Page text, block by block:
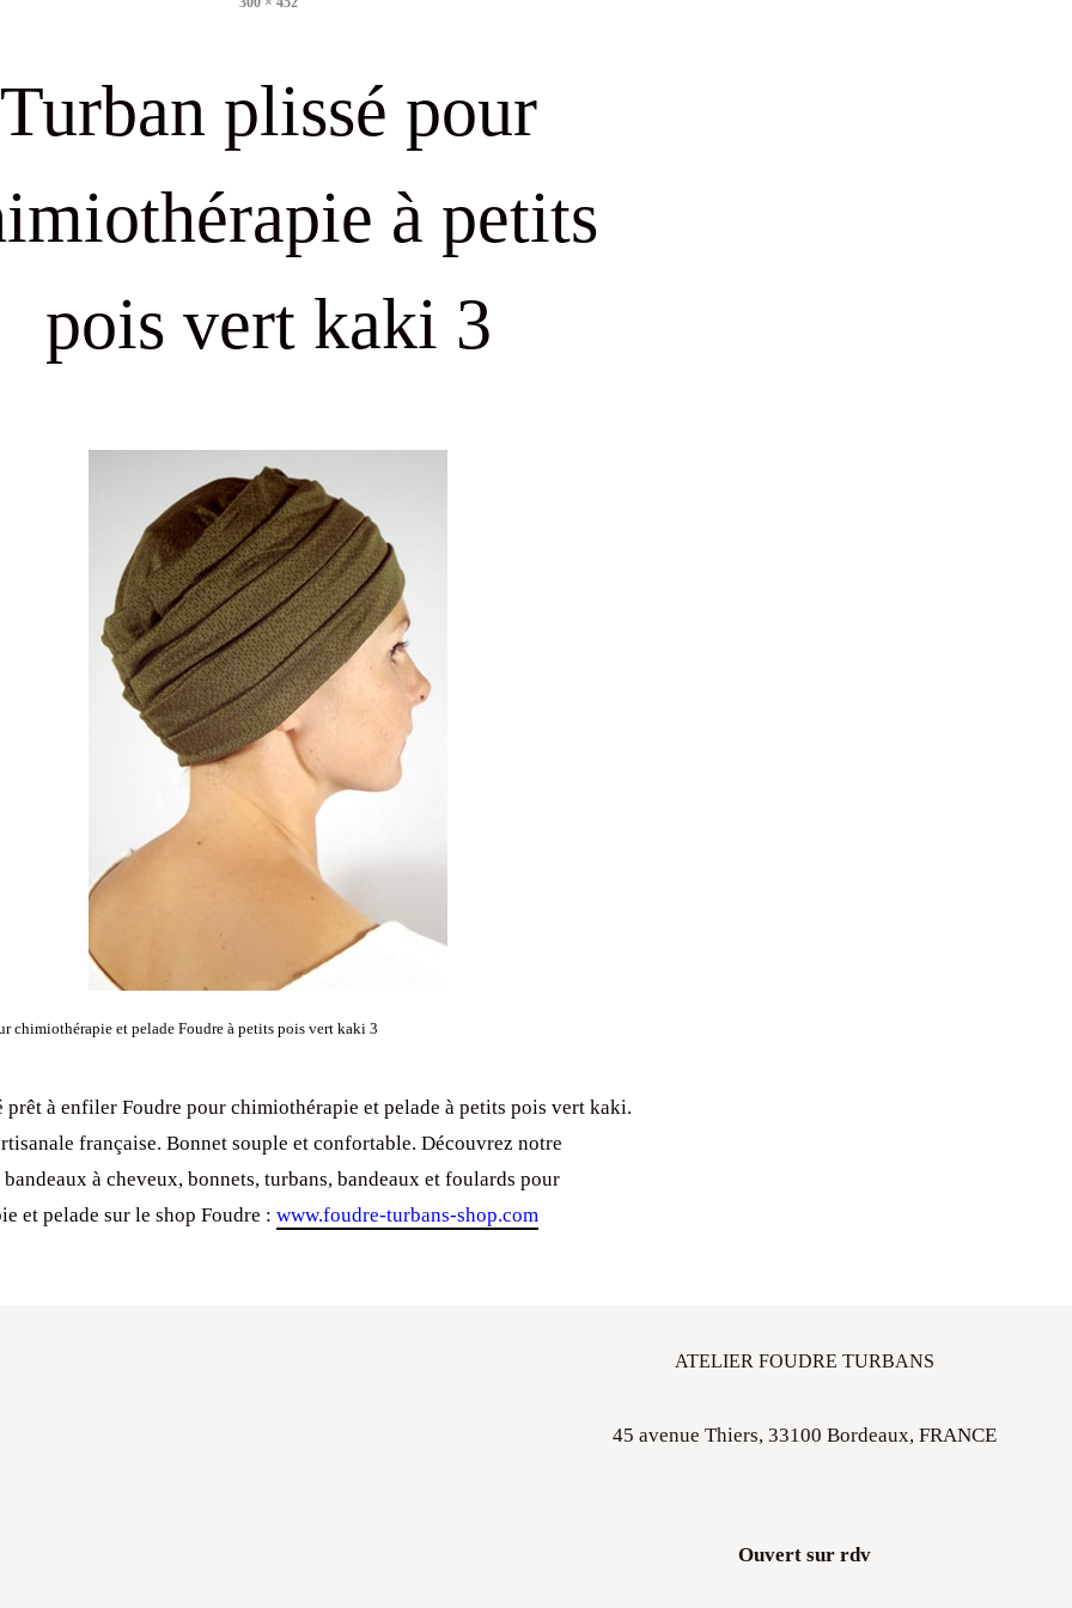
Turban plissé pour
à petits
pois vert kaki 3
chimiothérapie et pelade Foudre à petits pois vert kaki 3
prêt à enfiler Foudre pour chimiothérapie et pelade à petits pois vert kaki.
française. Bonnet souple et confortable. Découvrez notre
à cheveux, bonnets, turbans, bandeaux et foulards pour
et pelade sur le shop Foudre : www.foudre-turbans-shop.com
ATELIER FOUDRE TURBANS
45 avenue Thiers, 33100 Bordeaux, FRANCE
Ouvert sur rdv